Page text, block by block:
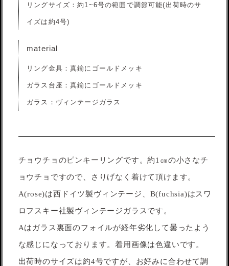
リングサイズ：約1~6号の範囲で調節可能(出荷時のサ
イズは約4号)
material
リング金具：真鍮にゴールドメッキ
ガラス台座：真鍮にゴールドメッキ
ガラス：ヴィンテージガラス
チョウチョのピンキーリングです。約1㎝の小さなチ
ョウチョですので、さりげなく着けて頂けます。
A(rose)は西ドイツ製ヴィンテージ、B(fuchsia)はスワ
ロフスキー社製ヴィンテージガラスです。
Aはガラス裏面のフォイルが経年劣化して曇ったよう
な感じになっております。着用画像は色違いです。
出荷時のサイズは約4号ですが、お好みに合わせて調